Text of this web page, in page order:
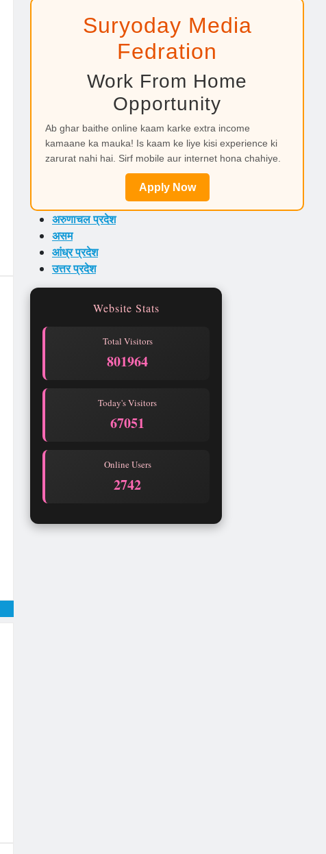
Suryoday Media
Fedration
Work From Home
Opportunity
Ab ghar baithe online kaam karke extra income
kamaane ka mauka! Is kaam ke liye kisi experience ki
zarurat nahi hai. Sirf mobile aur internet hona chahiye.
Apply Now
अरुणाचल प्रदेश
असम
आंध्र प्रदेश
उत्तर प्रदेश
Website Stats
Total Visitors
801964
Today's Visitors
67051
Online Users
2742